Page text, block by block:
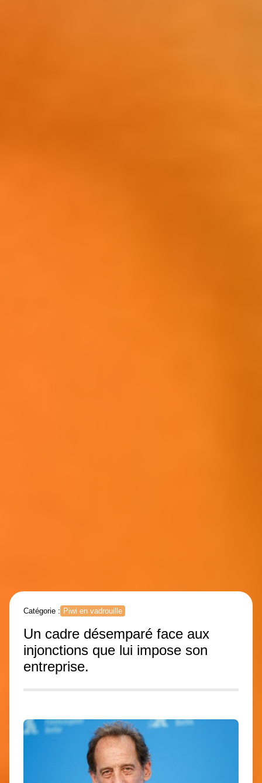
Catégorie : Piwi en vadrouille
Un cadre désemparé face aux
injonctions que lui impose son
entreprise.